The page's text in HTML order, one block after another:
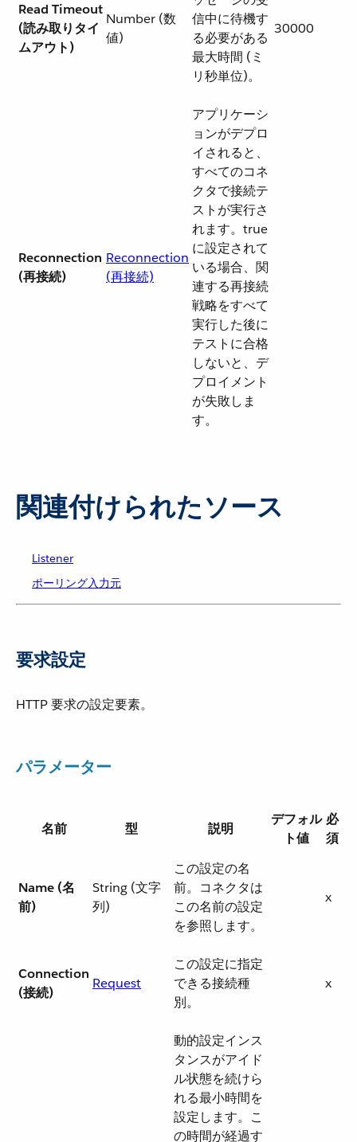
Read Timeout
(読み取りタイ
ムアウト)
Number (数
値)
信中に待機す
る必要がある
最大時間 (ミ
リ秒単位)。
30000
Reconnection
(再接続)
Reconnection
(再接続)
アプリケーシ
ョンがデプロ
イされると、
すべてのコネ
クタで接続テ
ストが実行さ
れます。true
に設定されて
いる場合、関
連する再接続
戦略をすべて
実行した後に
テストに合格
しないと、デ
プロイメント
が失敗しま
す。
関連付けられたソース
Listener
ポーリング入力元
要求設定
HTTP 要求の設定要素。
パラメーター
名前 型 説明
デフォル
ト値
必
須
Name (名
前)
String (文字
列)
この設定の名
前。コネクタは
この名前の設定
を参照します。
x
Connection
(接続)
Request
この設定に指定
できる接続種
別。
x
動的設定インス
タンスがアイド
ル状態を続けら
れる最小時間を
設定します。こ
の時間が経過す